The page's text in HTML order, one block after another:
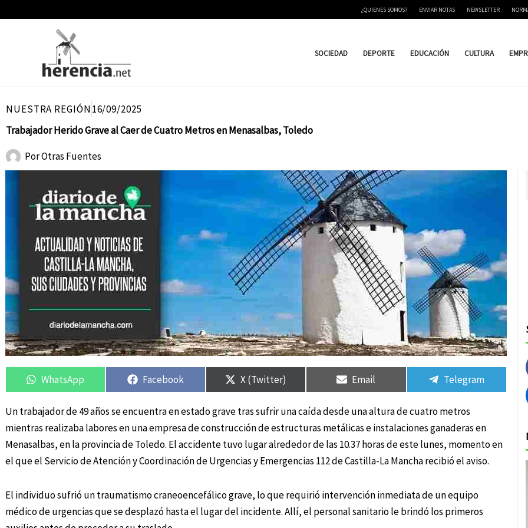
¿QUIENES SOMOS? ENVIAR NOTAS NEWSLETTER
SOCIEDAD DEPORTE EDUCACIÓN CULTURA
NUESTRA REGIÓN16/09/2025
Trabajador Herido Grave al Caer de Cuatro Metros en Menasalbas, Toledo
PorOtras Fuentes
Compartir
en
WhatsApp
Compartir
en
Facebook
Compartir
en
X (Twitter)
Compartir
en
Email
Compartir
en
Telegram
Un trabajador de 49 años se encuentra en estado grave tras sufrir una caída desde una altura de cuatro metros
mientras realizaba labores en una empresa de construcción de estructuras metálicas e instalaciones ganaderas en
Menasalbas, en la provincia de Toledo. El accidente tuvo lugar alrededor de las 10.37 horas de este lunes, momento en
el que el Servicio de Atención y Coordinación de Urgencias y Emergencias 112 de Castilla-La Mancha recibió el aviso.
El individuo sufrió un traumatismo craneoencefálico grave, lo que requirió intervención inmediata de un equipo
médico de urgencias que se desplazó hasta el lugar del incidente. Allí, el personal sanitario le brindó los primeros
Compartir
en
Compartir
en
Compartir
en
Compartir
en
Compartir
en